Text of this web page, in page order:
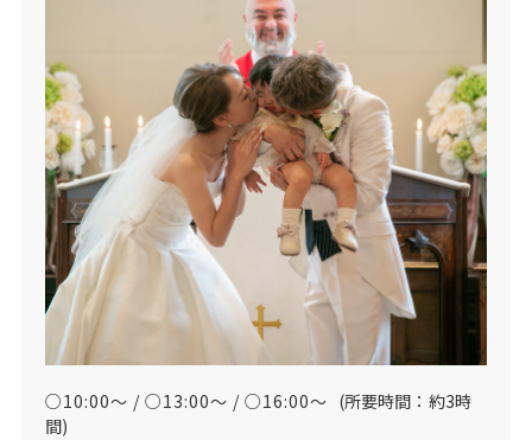
○10:00～ / ○13:00～ / ○16:00～ (所要時間：約3時
間)